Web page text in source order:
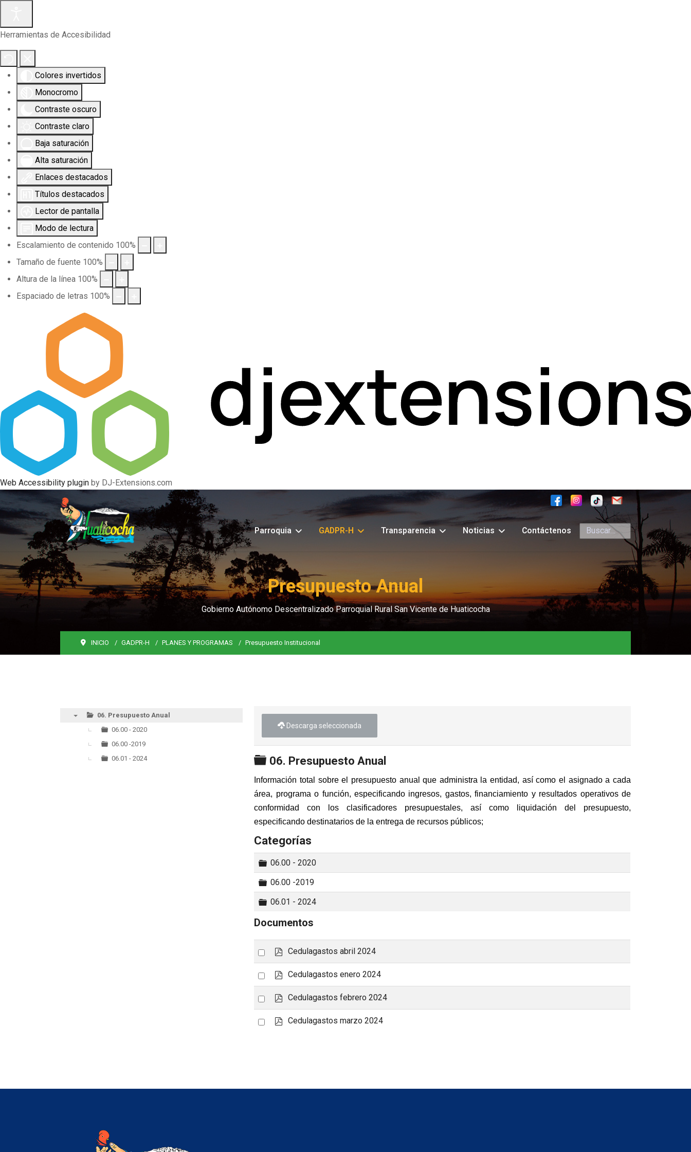
Herramientas de Accesibilidad
Colores invertidos
Monocromo
Contraste oscuro
Contraste claro
Baja saturación
Alta saturación
Enlaces destacados
Títulos destacados
Lector de pantalla
Modo de lectura
Escalamiento de contenido 100%
Tamaño de fuente 100%
Altura de la línea 100%
Espaciado de letras 100%
Web Accessibility plugin by DJ-Extensions.com
Parroquia GADPR-H Transparencia Noticias Contáctenos Buscar
Presupuesto Anual
Gobierno Autónomo Descentralizado Parroquial Rural San Vicente de Huaticocha
INICIO GADPR-H PLANES Y PROGRAMAS Presupuesto Institucional
06. Presupuesto Anual
06.00 - 2020
06.00 -2019
06.01 - 2024
Descarga seleccionada
Carpeta
06. Presupuesto Anual
Información total sobre el presupuesto anual que administra la entidad, así como el asignado a cada
área, programa o función, especificando ingresos, gastos, financiamiento y resultados operativos de
conformidad con los clasificadores presupuestales, así como liquidación del presupuesto,
especificando destinatarios de la entrega de recursos públicos;
Categorías
Carpeta
06.00 - 2020
Carpeta
06.00 -2019
Carpeta
06.01 - 2024
Documentos
Select
an
item
pCedulagastos abril 2024
Select
an
item
p
d
Cedulagastos enero 2024
Select
an
item
pCedulagastos febrero 2024
Select
pCedulagastos marzo 2024